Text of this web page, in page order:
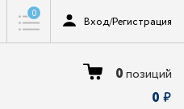
0
Вход/Регистрация
0позиций
0